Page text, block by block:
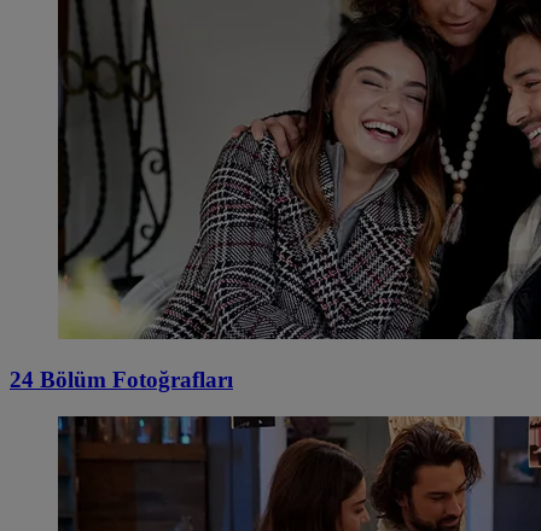
24 Bölüm Fotoğrafları